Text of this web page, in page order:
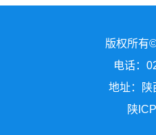
版权所有
电话：
地址：陕
陕